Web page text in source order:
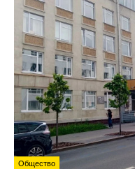
Общество